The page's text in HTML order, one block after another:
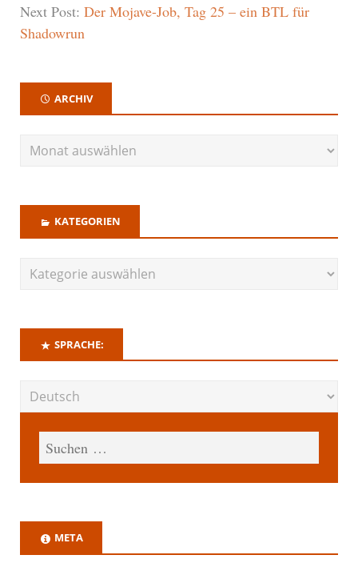
Next Post: Der Mojave-Job, Tag 25 – ein BTL für
Shadowrun
ARCHIV
KATEGORIEN
SPRACHE:
META